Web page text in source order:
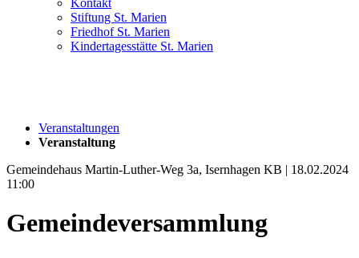
Kontakt
Stiftung St. Marien
Friedhof St. Marien
Kindertagesstätte St. Marien
Veranstaltungen
Veranstaltung
Gemeindehaus Martin-Luther-Weg 3a, Isernhagen KB | 18.02.2024
11:00
Gemeindeversammlung